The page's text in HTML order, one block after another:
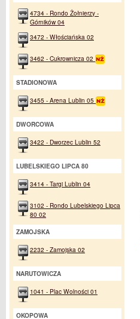
4734 - Rondo Żołnierzy -
Górników 04
3472 - Włościańska 02
3462 - Cukrownicza 02
STADIONOWA
3455 - Arena Lublin 05
DWORCOWA
3422 - Dworzec Lublin 52
LUBELSKIEGO LIPCA 80
3414 - Targi Lublin 04
3102 - Rondo Lubelskiego Lipca
80 02
ZAMOJSKA
2232 - Zamojska 02
NARUTOWICZA
1041 - Plac Wolności 01
OKOPOWA